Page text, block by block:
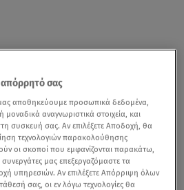
απόρρητό σας
αποθηκεύουμε προσωπικά δεδομένα,
αναγνωριστικά στοιχεία, και
συσκευή σας. Αν επιλέξετε Αποδοχή, θα
τεχνολογιών παρακολούθησης
οι σκοποί που εμφανίζονται παρακάτω,
συνεργάτες μας επεξεργαζόμαστε τα
υπηρεσιών. Αν επιλέξετε Απόρριψη όλων
σας, οι εν λόγω τεχνολογίες θα